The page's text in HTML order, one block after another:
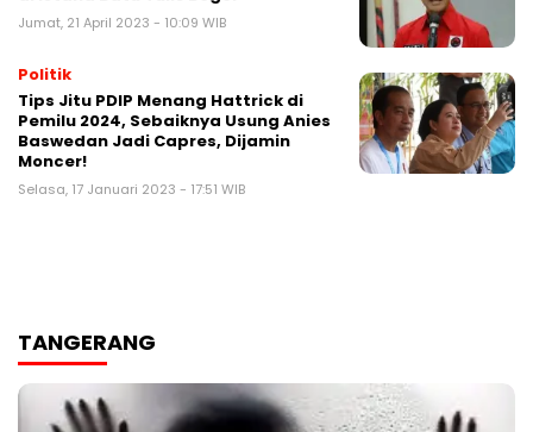
Jumat, 21 April 2023 - 10:09 WIB
Politik
Tips Jitu PDIP Menang Hattrick di
Pemilu 2024, Sebaiknya Usung Anies
Baswedan Jadi Capres, Dijamin
Moncer!
Selasa, 17 Januari 2023 - 17:51 WIB
TANGERANG